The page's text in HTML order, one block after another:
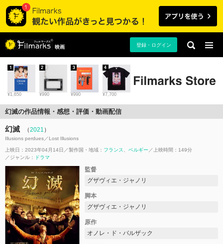
映画 登録・ログイン
¥1,650
1
¥990
2
¥990
3
¥7,700
4
幻滅の作品情報・感想・評価・動画配信
幻滅 （2021 ）
Illusions perdues／Lost Illusions
上映日：2023年04月14日 製作国・地域： フランス ベルギー
上映時間：149分
ジャンル：
ドラマ
監督
グザヴィエ・ジャノリ
脚本
グザヴィエ・ジャノリ
原作
オノレ・ド・バルザック